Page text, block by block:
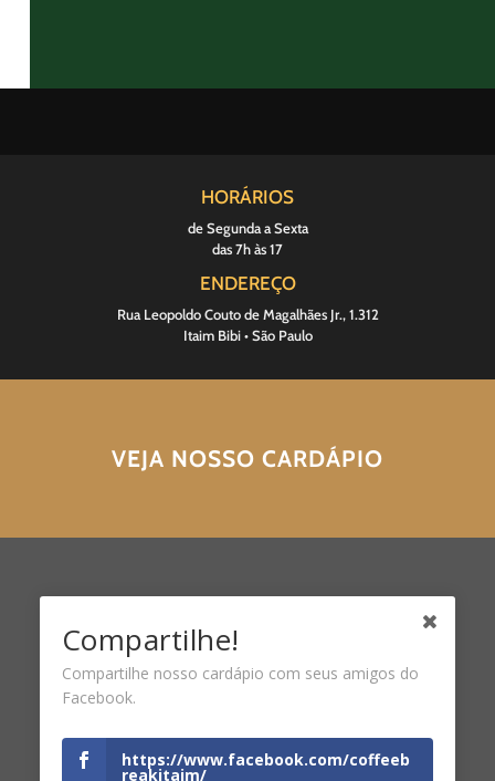
HORÁRIOS
de Segunda a Sexta
das 7h às 17
ENDEREÇO
Rua Leopoldo Couto de Magalhães Jr., 1.312
Itaim Bibi • São Paulo
VEJA NOSSO CARDÁPIO
Compartilhe!
Compartilhe nosso cardápio com seus amigos do
Facebook.
https://www.facebook.com/coffeeb
reakitaim/